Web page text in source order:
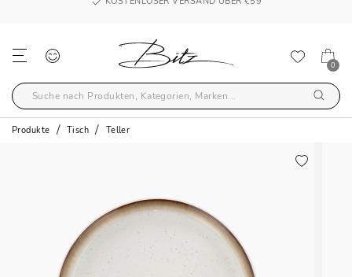
0
Produkte Tisch Teller